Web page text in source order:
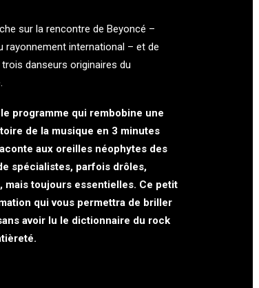
sur la rencontre de Beyoncé –
rayonnement international – et de
danseurs originaires du
le programme qui rembobine une
de la musique en 3 minutes
aux oreilles néophytes des
spécialistes, parfois drôles,
mais toujours essentielles. Ce petit
qui vous permettra de briller
avoir lu le dictionnaire du rock